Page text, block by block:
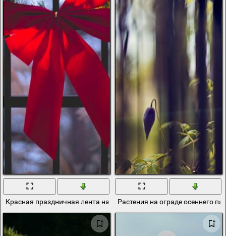
Красная праздничная лента на ограде, украшенной хвойной
Растения на ограде осеннего